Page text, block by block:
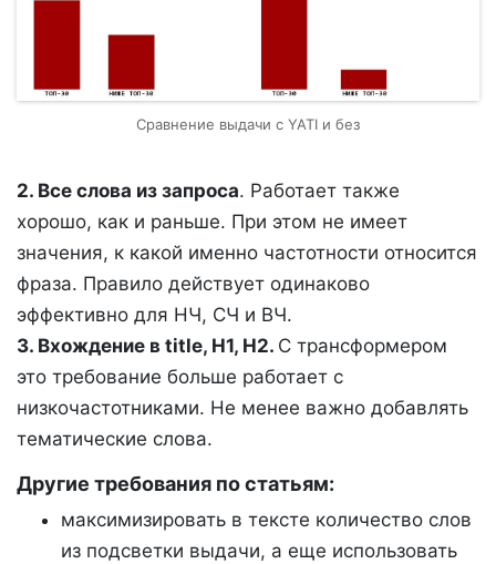
Сравнение выдачи с YATI и без
2. Все слова из запроса. Работает также
хорошо, как и раньше. При этом не имеет
значения, к какой именно частотности относится
фраза. Правило действует одинаково
эффективно для НЧ, СЧ и ВЧ.
3. Вхождение в title, H1, H2. С трансформером
это требование больше работает с
низкочастотниками. Не менее важно добавлять
тематические слова.
Другие требования по статьям:
максимизировать в тексте количество слов
из подсветки выдачи, а еще использовать